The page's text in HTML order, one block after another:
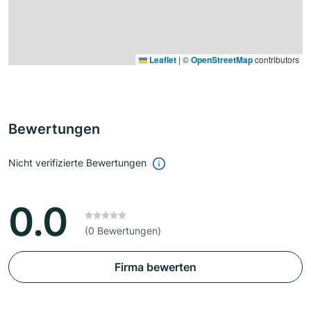
Leaflet | ©OpenStreetMapcontributors
Bewertungen
Nicht verifizierte Bewertungen
0.0 (0 Bewertungen)
Firma bewerten